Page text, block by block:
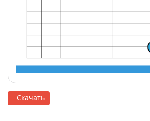
Скачать